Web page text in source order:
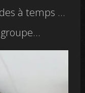
à temps …